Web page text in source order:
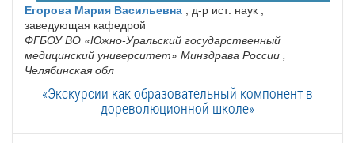
Егорова Мария Васильевна , д-р ист. наук ,
заведующая кафедрой
ФГБОУ ВО «Южно-Уральский государственный
медицинский университет» Минздрава России ,
Челябинская обл
«Экскурсии как образовательный компонент в
дореволюционной школе»